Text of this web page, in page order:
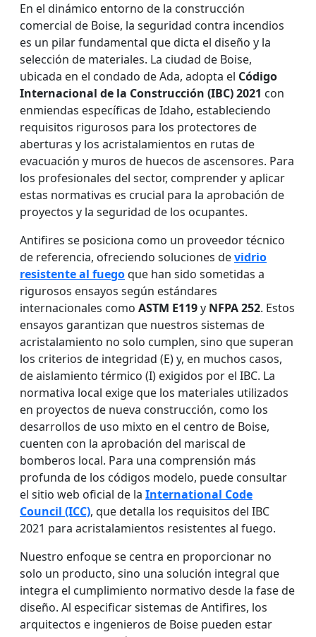
En el dinámico entorno de la construcción
comercial de Boise, la seguridad contra incendios
es un pilar fundamental que dicta el diseño y la
selección de materiales. La ciudad de Boise,
ubicada en el condado de Ada, adopta el Código
Internacional de la Construcción (IBC) 2021 con
enmiendas específicas de Idaho, estableciendo
requisitos rigurosos para los protectores de
aberturas y los acristalamientos en rutas de
evacuación y muros de huecos de ascensores. Para
los profesionales del sector, comprender y aplicar
estas normativas es crucial para la aprobación de
proyectos y la seguridad de los ocupantes.
Antifires se posiciona como un proveedor técnico
de referencia, ofreciendo soluciones devidrio
resistente al fuegoque han sido sometidas a
rigurosos ensayos según estándares
internacionales como ASTM E119y NFPA 252. Estos
ensayos garantizan que nuestros sistemas de
acristalamiento no solo cumplen, sino que superan
los criterios de integridad (E) y, en muchos casos,
de aislamiento térmico (I) exigidos por el IBC. La
normativa local exige que los materiales utilizados
en proyectos de nueva construcción, como los
desarrollos de uso mixto en el centro de Boise,
cuenten con la aprobación del mariscal de
bomberos local. Para una comprensión más
profunda de los códigos modelo, puede consultar
el sitio web oficial de la International Code
Council (ICC), que detalla los requisitos del IBC
2021 para acristalamientos resistentes al fuego.
Nuestro enfoque se centra en proporcionar no
solo un producto, sino una solución integral que
integra el cumplimiento normativo desde la fase de
diseño. Al especificar sistemas de Antifires, los
arquitectos e ingenieros de Boise pueden estar